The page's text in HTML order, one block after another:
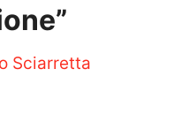
Sciarretta